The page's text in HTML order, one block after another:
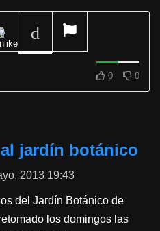
0 0
jardín botánico
2013 19:43
del Jardín Botánico de
los domingos las